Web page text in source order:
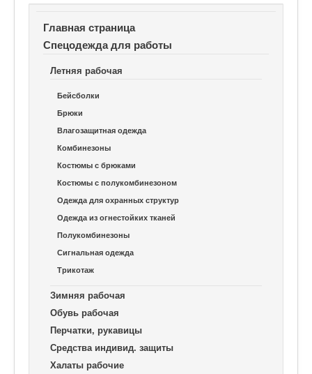
Летняя рабочая
Костюмы с брюками
Костюм рабочий Дамаск c брюками
Главная страница
Спецодежда для работы
Летняя рабочая
Бейсболки
Брюки
Влагозащитная одежда
Комбинезоны
Костюмы с брюками
Костюмы с полукомбинезоном
Одежда для охранных структур
Одежда из огнестойких тканей
Полукомбинезоны
Сигнальная одежда
Трикотаж
Зимняя рабочая
Обувь рабочая
Перчатки, рукавицы
Средства индивид. защиты
Халаты рабочие